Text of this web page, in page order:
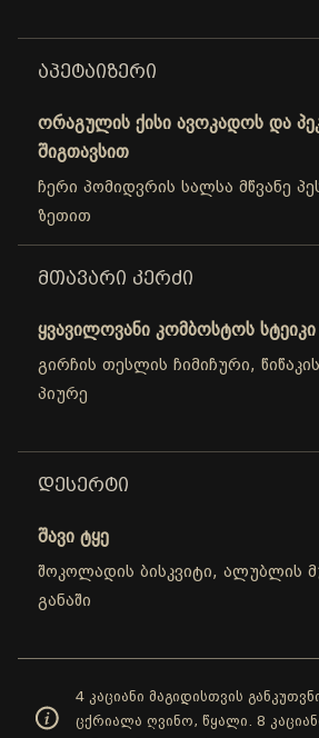
ᲐᲞᲔᲢᲐᲘᲖᲔᲠᲘ
ორაგულის ქისი ავოკადოს და
შიგთავსით
ჩერი პომიდვრის სალსა მწვანე
ზეთით
ᲛᲗᲐᲕᲐᲠᲘ ᲙᲔᲠᲫᲘ
ყვავილოვანი კომბოსტოს სტეიკი
გირჩის თესლის ჩიმიჩური,
პიურე
ᲓᲔᲡᲔᲠᲢᲘ
შავი ტყე
შოკოლადის ბისკვიტი, ალუბლის
განაში
4 კაციანი მაგიდისთვის
ცქრიალა ღვინო, წყალი. 8